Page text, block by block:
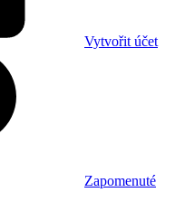
Vytvořit účet
Zapomenuté